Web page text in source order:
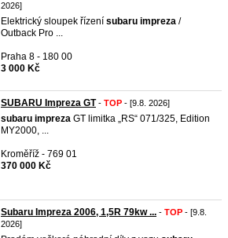
2026]
Elektrický sloupek řízení subaru impreza /
Outback Pro ...
Praha 8 - 180 00
3 000 Kč
SUBARU Impreza GT- TOP - [9.8. 2026]
subaru impreza GT limitka „RS“ 071/325, Edition
MY2000, ...
Kroměříž - 769 01
370 000 Kč
Subaru Impreza 2006, 1,5R 79kw ... - TOP - [9.8.
2026]